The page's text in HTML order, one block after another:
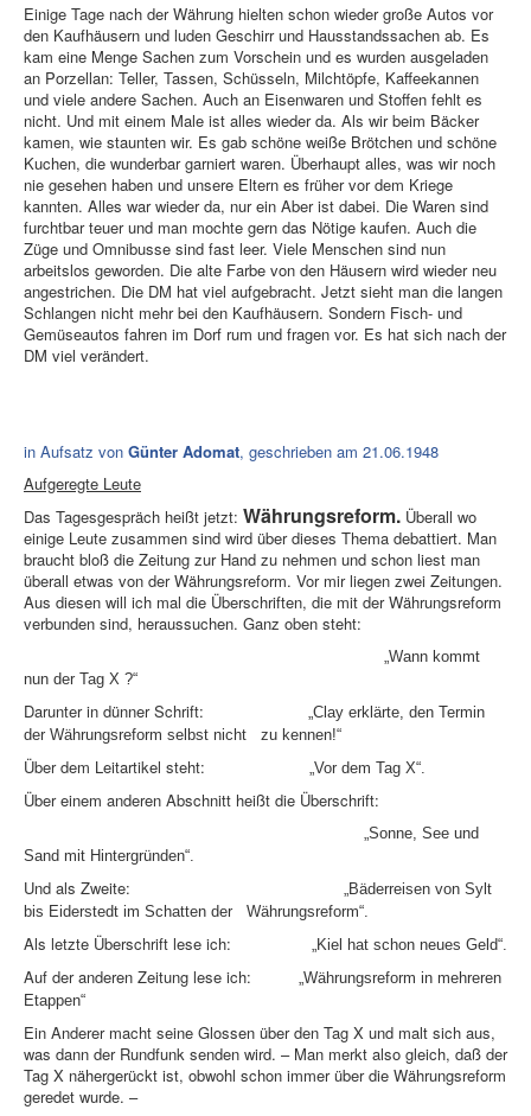
Einige Tage nach der Währung hielten schon wieder große Autos vor
den Kaufhäusern und luden Geschirr und Hausstandssachen ab. Es
kam eine Menge Sachen zum Vorschein und es wurden ausgeladen
an Porzellan: Teller, Tassen, Schüsseln, Milchtöpfe, Kaffeekannen
und viele andere Sachen. Auch an Eisenwaren und Stoffen fehlt es
nicht. Und mit einem Male ist alles wieder da. Als wir beim Bäcker
kamen, wie staunten wir. Es gab schöne weiße Brötchen und schöne
Kuchen, die wunderbar garniert waren. Überhaupt alles, was wir noch
nie gesehen haben und unsere Eltern es früher vor dem Kriege
kannten. Alles war wieder da, nur ein Aber ist dabei. Die Waren sind
furchtbar teuer und man mochte gern das Nötige kaufen. Auch die
Züge und Omnibusse sind fast leer. Viele Menschen sind nun
arbeitslos geworden. Die alte Farbe von den Häusern wird wieder neu
angestrichen. Die DM hat viel aufgebracht. Jetzt sieht man die langen
Schlangen nicht mehr bei den Kaufhäusern. Sondern Fisch- und
Gemüseautos fahren im Dorf rum und fragen vor. Es hat sich nach der
DM viel verändert.
in Aufsatz von Günter Adomat, geschrieben am 21.06.1948
Aufgeregte Leute
Das Tagesgespräch heißt jetzt: Währungsreform. Überall wo
einige Leute zusammen sind wird über dieses Thema debattiert. Man
braucht bloß die Zeitung zur Hand zu nehmen und schon liest man
überall etwas von der Währungsreform. Vor mir liegen zwei Zeitungen.
Aus diesen will ich mal die Überschriften, die mit der Währungsreform
verbunden sind, heraussuchen. Ganz oben steht:
„Wann kommt
nun der Tag X ?“
Darunter in dünner Schrift:
„Clay erklärte, den Termin
der Währungsreform selbst nicht zu kennen!“
Über dem Leitartikel steht: „Vor dem Tag X“.
Über einem anderen Abschnitt heißt die Überschrift:
„Sonne, See und
Sand mit Hintergründen“.
Und als Zweite:
„Bäderreisen von Sylt
bis Eiderstedt im Schatten der Währungsreform“.
Als letzte Überschrift lese ich: „Kiel hat schon neues Geld“.
Auf der anderen Zeitung lese ich:
„Währungsreform in mehreren
Etappen“
Ein Anderer macht seine Glossen über den Tag X und malt sich aus,
was dann der Rundfunk senden wird. – Man merkt also gleich, daß der
Tag X nähergerückt ist, obwohl schon immer über die Währungsreform
geredet wurde. –